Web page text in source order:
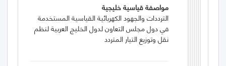
مواصفة قياسية خليجية
الترددات والجهود الكهربائية القياسية المستخدمة
في دول مجلس التعاون لدول الخليج العربية لنظم
نقل وتوزيع التيار المتردد